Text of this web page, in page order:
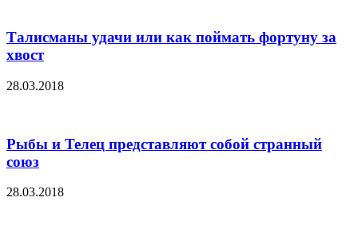
Талисманы удачи или как поймать фортуну за
хвост
28.03.2018
Рыбы и Телец представляют собой странный
союз
28.03.2018